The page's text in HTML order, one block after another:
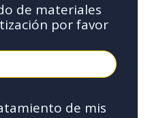
de materiales
por favor
de mis